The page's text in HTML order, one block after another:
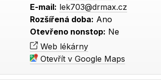
E-mail: lek703@drmax.cz
Rozšířená doba: Ano
Otevřeno nonstop: Ne
Web lékárny
Otevřít v Google Maps